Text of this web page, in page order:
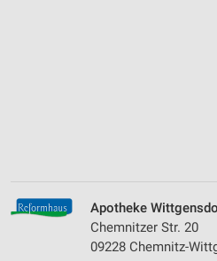
Apotheke
Chemnitzer Str. 20
09228 Chemnitz-